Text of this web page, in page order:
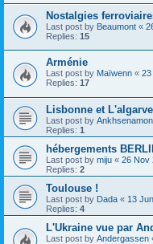
Nostalgies
Last post by Beaumont «
Replies: 15
Arménie
Last post by Maïwenn « 23
Replies: 17
Lisbonne et L'algarve
Last post by Ankhsenamon
Replies: 1
hébergements
Last post by miju « 26 Nov
Replies: 2
Toulouse !
Last post by Dada « 13
Replies: 4
L'Ukraine vue par
Last post by Andergassen